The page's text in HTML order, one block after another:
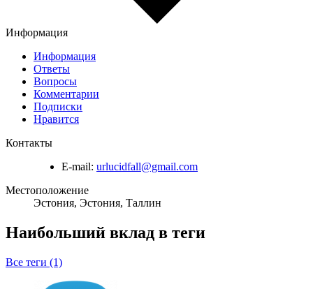
Информация
Информация
Ответы
Вопросы
Комментарии
Подписки
Нравится
Контакты
E-mail: urlucidfall@gmail.com
Местоположение
Эстония, Эстония, Таллин
Наибольший вклад в теги
Все теги (1)